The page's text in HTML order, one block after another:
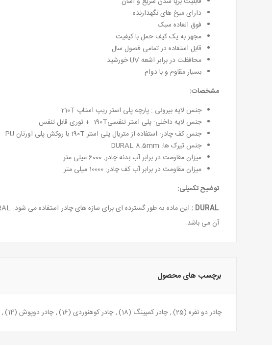
دارای میخ های نگهدارنده
فوق العاده سبک
مجهز به یک کیف حمل با کیفیت
قابل استفاده در تمامی فصول سال
محافظت در برابر اشعه UV خورشید
بسیار مقاوم و با دوام
مشخصات:
جنس لایه بیرونی : پارچه پلی استر ریپ استاپ 210T
جنس لایه داخلی: پلی استر تنفسی190T + توری قابل تنفس
جنس کف چادر: استفاده از متریال پلی استر 190T با روکش پلی اورتان PU
جنس تیرک ها: DURAL 8.5mm
میزان مقاومت در برابر آب بدنه چادر: 6000 میلی متر
میزان مقاومت در برابر آب کف چادر: 10000 میلی متر
توضیح تکمیلی:
DURAL :
آن می باشد.
برچسب های محصول
چادر دو نفره (25)
, چادر کمپینگ (18)
, چادر کوهنوردی (16)
, چادر دوپوش (14)
,